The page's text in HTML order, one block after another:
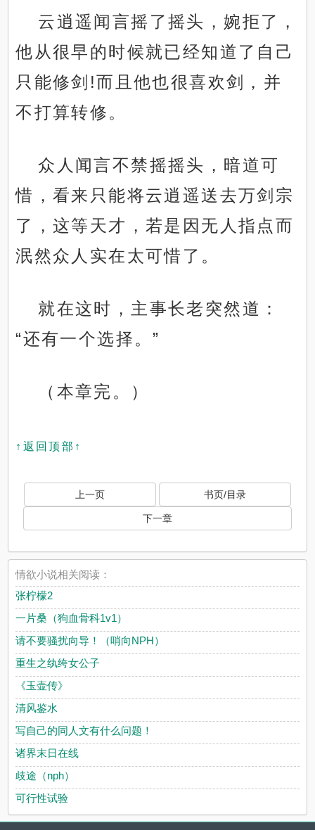
云逍遥闻言摇了摇头，婉拒了，
他从很早的时候就已经知道了自己
只能修剑!而且他也很喜欢剑，并
不打算转修。
众人闻言不禁摇摇头，暗道可
惜，看来只能将云逍遥送去万剑宗
了，这等天才，若是因无人指点而
泯然众人实在太可惜了。
就在这时，主事长老突然道：
“还有一个选择。”
（本章完。）
↑返回顶部↑
上一页 书页/目录
下一章
情欲小说相关阅读：
张柠檬2
一片桑（狗血骨科1v1）
请不要骚扰向导！（哨向NPH）
重生之纨绔女公子
《玉壶传》
清风鉴水
写自己的同人文有什么问题！
诸界末日在线
歧途（nph）
可行性试验